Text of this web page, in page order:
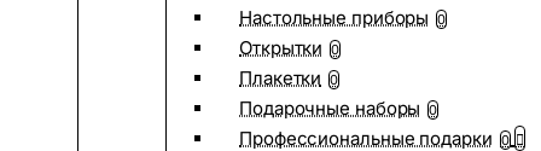
Настольные приборы 0
Открытки 0
Плакетки 0
Подарочные наборы 0
Профессиональные подарки 0